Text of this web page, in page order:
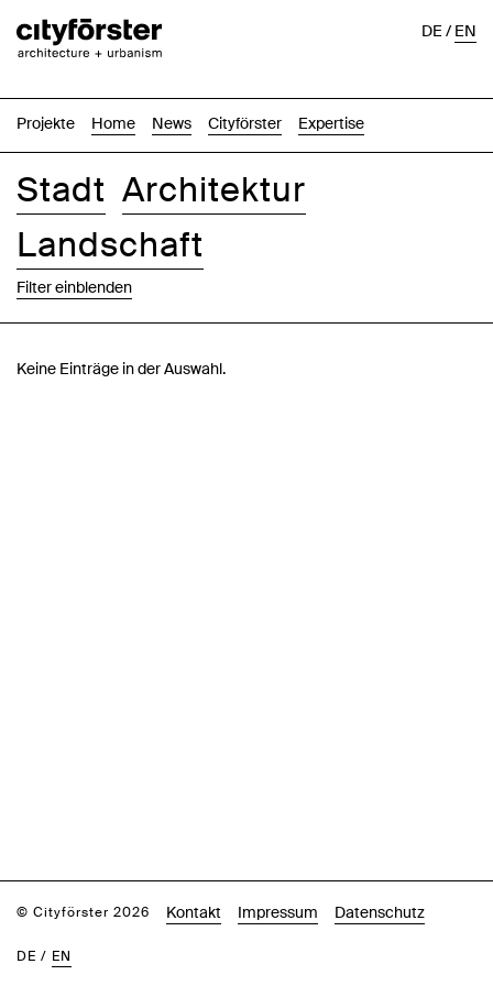
Projekte Home News Cityförster Expertise
DE/EN
Stadt Architektur
Landschaft
Filter einblenden
Keine Einträge in der Auswahl.
© Cityförster 2026 Kontakt Impressum Datenschutz
DE / EN